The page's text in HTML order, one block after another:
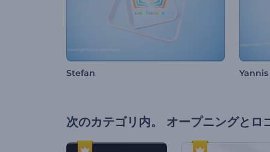
Stefan
次のカテゴリ内。 オープニングとロ